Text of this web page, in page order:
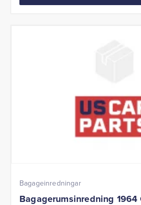
Bagageinredningar
Bagagerumsinredning 1964